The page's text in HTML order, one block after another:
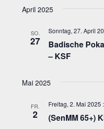
wählen.
April 2025
SO.
27
Badische
– KSF
Sonntag, 27. April
Mai 2025
FR.
2 (SenMM 65+)
Freitag, 2. Mai 2025